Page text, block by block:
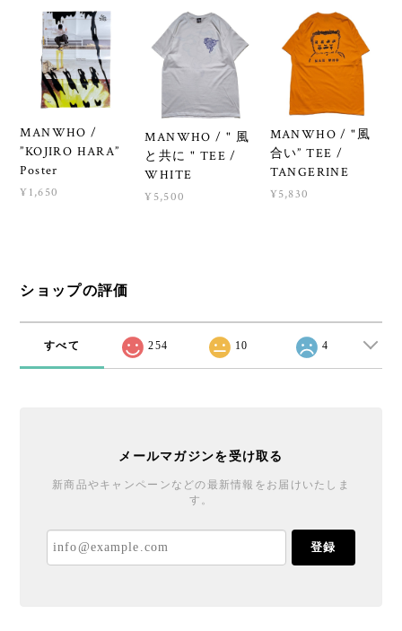
MANWHO /
”KOJIRO HARA”
Poster
¥1,650
MANWHO / " 風
と共に " TEE /
WHITE
¥5,500
MANWHO / "風
合い” TEE /
TANGERINE
¥5,830
ショップの評価
すべて 254 10 4
メールマガジンを受け取る
新商品やキャンペーンなどの最新情報をお届けいたしま
す。
登録